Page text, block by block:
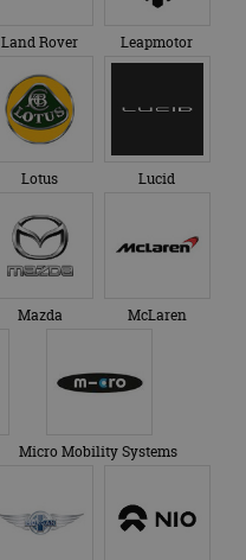
Land Rover Leapmotor
Lotus Lucid
Mazda McLaren
Micro Mobility Systems